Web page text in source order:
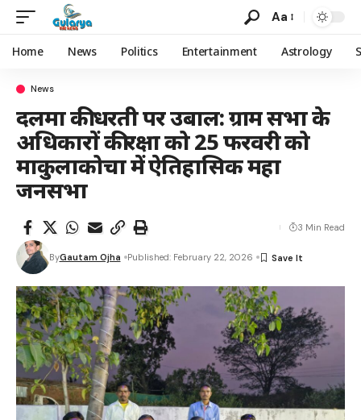
Aa
Home News Politics Entertainment Astrology
News
दलमा की धरती पर उबाल: ग्राम सभा के
अधिकारों की रक्षा को 25 फरवरी को
माकुलाकोचा में ऐतिहासिक महा
जनसभा
ByGautam Ojha Published: February 22, 2026
3 Min Read